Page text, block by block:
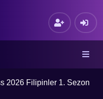
2026 Filipinler 1. Sezon